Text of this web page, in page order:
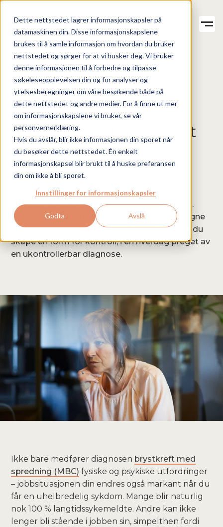
Dette nettstedet lagrer informasjonskapsler på
datamaskinen din. Disse informasjonskapslene
brukes til å samle informasjon om hvordan du bruker
nettstedet og sørger for at vi husker deg. Vi bruker
denne informasjonen til å forbedre og tilpasse
søkeleseopplevelsen din og for analyser og
ytelsesberegninger om våre besøkende både på
dette nettstedet og andre medier. For å finne ut mer
om informasjonskapslene vi bruker, se vår
personvernerklæring.
Hvis du avslår, blir ikke informasjonen din sporet når
du besøker dette nettstedet. Én enkelt
informasjonskapsel blir brukt til å huske preferansen
din om ikke å bli sporet.
Innstillinger for informasjonskapsler
Godta Avslå
Artikler
Om Life with.
Hverdagen +
Sykdommen +
Pårørende +
HVERDAGEN
MBC OG HVERDAGSLIV
MBC OG ØKONOMI / JOBB
Økonomi og jobb – når
du lever med brystkreft
med spredning
Med en alvorlig kreftdiagnose, er verden
forandret for alltid. I en uklar og uforutsigbar
situasjon, skal det fattes viktige beslutninger.
Derfor kan det lønne seg å få oversikt over egne
ønsker og egen økonomi. På den måten kan du
skape en form for kontroll, i en hverdag preget av
en ukontrollerbar diagnose.
Ikke bare medfører diagnosen brystkreft med
spredning (MBC) fysiske og psykiske utfordringer
– jobbsituasjonen din endres også markant når du
får en uhelbredelig sykdom. Mange blir naturlig
nok 100 % langtidssykemeldte. Andre kan ikke
lenger bli stående i jobben sin, simpelthen fordi